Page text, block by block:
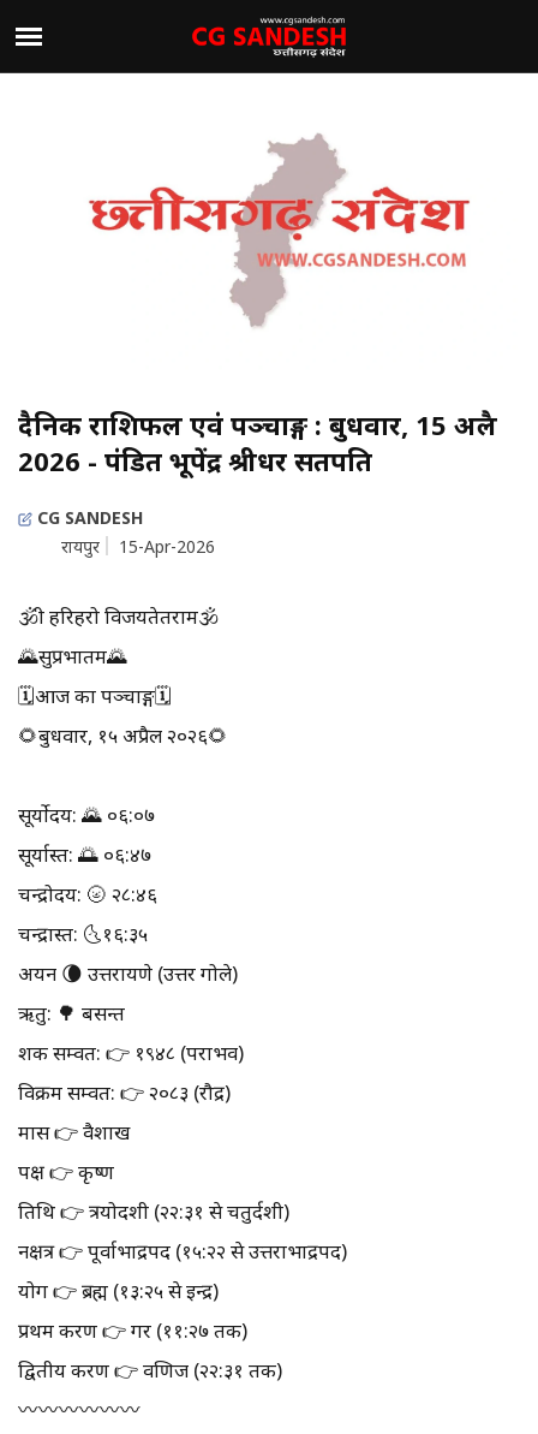
दैनिक राशिफल एवं पञ्चाङ्ग : बुधवार, 15 अप्रैल
2026 - पंडित भूपेंद्र श्रीधर सतपति
CG SANDESH
रायपुर
15-Apr-2026
🕉श्री हरिहरो विजयतेतराम🕉
🌄सुप्रभातम🌄
🗓आज का पञ्चाङ्ग🗓
🌻बुधवार, १५ अप्रैल २०२६🌻
सूर्योदय: 🌄 ०६:०७
सूर्यास्त: 🌅 ०६:४७
चन्द्रोदय: 🌝 २८:४६
चन्द्रास्त: 🌜१६:३५
अयन 🌘 उत्तरायणे (उत्तर गोले)
ऋतु: 🌳 बसन्त
शक सम्वत: 👉 १९४८ (पराभव)
विक्रम सम्वत: 👉 २०८३ (रौद्र)
मास 👉 वैशाख
पक्ष 👉 कृष्ण
तिथि 👉 त्रयोदशी (२२:३१ से चतुर्दशी)
नक्षत्र 👉 पूर्वाभाद्रपद (१५:२२ से उत्तराभाद्रपद)
योग 👉 ब्रह्म (१३:२५ से इन्द्र)
प्रथम करण 👉 गर (११:२७ तक)
द्वितीय करण 👉 वणिज (२२:३१ तक)
〰️〰️〰️〰️〰️〰️